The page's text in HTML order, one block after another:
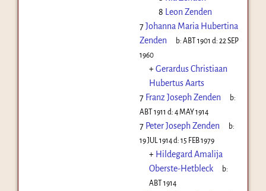
8 Leon Zenden
7Johanna Maria Hubertina
Zenden
b:ABT 1901 d:22 SEP
1960
+Gerardus Christiaan
Hubertus Aarts
7 Franz Joseph Zenden
b:
ABT 1911 d: 4 MAY 1914
7 Peter Joseph Zenden
b:
19 JUL 1914d: 15 FEB 1979
+ Hildegard Amalija
Oberste-Hetbleck
b:
ABT 1914